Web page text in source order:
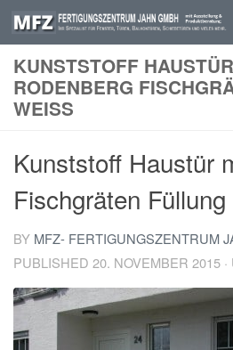
Skip to content
KUNSTSTOFF
RODENBERG
WEISS
Kunststoff Haustür
Fischgräten
BY MFZ- FERTIGUNGSZENTRUM
PUBLISHED 20. NOVEMBER 2015